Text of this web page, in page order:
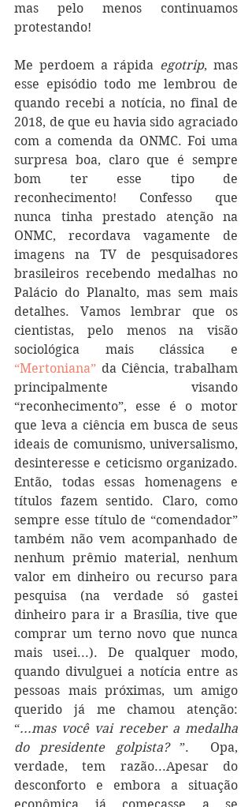
mas pelo menos continuamos
protestando!
Me perdoem a rápida egotrip, mas
esse episódio todo me lembrou de
quando recebi a notícia, no final de
2018, de que eu havia sido agraciado
com a comenda da ONMC. Foi uma
surpresa boa, claro que é sempre
bom ter esse tipo de
reconhecimento! Confesso que
nunca tinha prestado atenção na
ONMC, recordava vagamente de
imagens na TV de pesquisadores
brasileiros recebendo medalhas no
Palácio do Planalto, mas sem mais
detalhes. Vamos lembrar que os
cientistas, pelo menos na visão
“Mertoniana” da Ciência, trabalham
principalmente visando
“reconhecimento”, esse é o motor
que leva a ciência em busca de seus
ideais de comunismo, universalismo,
desinteresse e ceticismo organizado.
Então, todas essas homenagens e
títulos fazem sentido. Claro, como
sempre esse título de “comendador”
também não vem acompanhado de
nenhum prêmio material, nenhum
valor em dinheiro ou recurso para
pesquisa (na verdade só gastei
dinheiro para ir a Brasília, tive que
comprar um terno novo que nunca
mais usei...). De qualquer modo,
quando divulguei a notícia entre as
pessoas mais próximas, um amigo
querido já me chamou atenção:
“...mas você vai receber a medalha
do presidente golpista? ”.  Opa,
verdade, tem razão...Apesar do
desconforto e embora a situação